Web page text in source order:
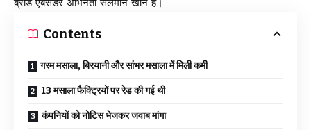
ब्रांड एंबेसडर अभिनेता सलमान खान हैं।
Contents
गरम मसाला, बिरयानी और सांभर मसाला में मिली कमी
13 मसाला फैक्ट्रियों पर रेड की गई थी
कंपनियों को नोटिस भेजकर जवाब मांगा